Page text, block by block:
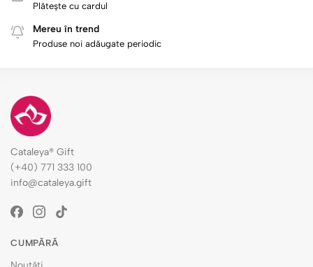
Plătește cu cardul
Mereu în trend
Produse noi adăugate periodic
Cataleya® Gift
(+40) 771 333 100
info@cataleya.gift
CUMPĂRĂ